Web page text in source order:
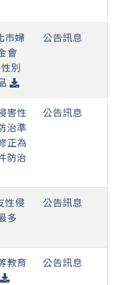
巿婦
會
別
公告訊息
害性
治準
正為
防治
公告訊息
性侵
多
公告訊息
教育
公告訊息